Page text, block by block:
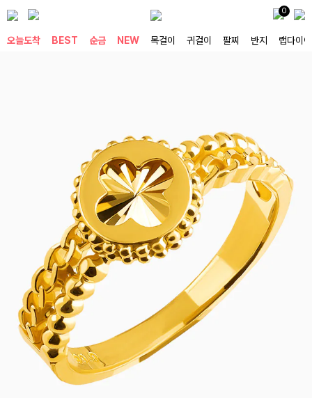
0
오늘도착 BEST 순금 NEW 목걸이 귀걸이 팔찌 반지 랩다이아